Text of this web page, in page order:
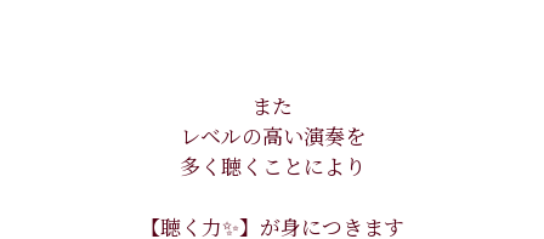
また
レベルの高い演奏を
多く聴くことにより
【聴く力✨】が身につきます